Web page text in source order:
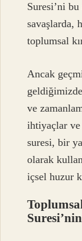
Suresi’ni
savaşlarda,
toplumsal
Ancak
ve
ihtiyaçlar
suresi, bir
olarak
içsel huzur